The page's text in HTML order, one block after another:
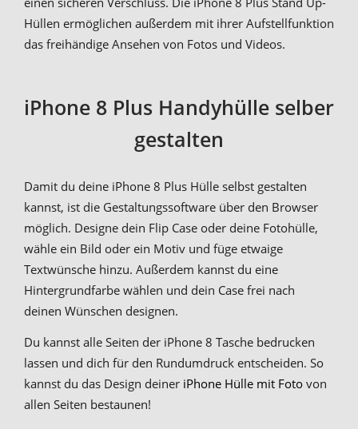
Hüllen ermöglichen außerdem mit ihrer Aufstellfunktion
das freihändige Ansehen von Fotos und Videos.
iPhone 8 Plus Handyhülle selber
gestalten
Damit du deine iPhone 8 Plus Hülle selbst gestalten
kannst, ist die Gestaltungssoftware über den Browser
möglich. Designe dein Flip Case oder deine Fotohülle,
wähle ein Bild oder ein Motiv und füge etwaige
Textwünsche hinzu. Außerdem kannst du eine
Hintergrundfarbe wählen und dein Case frei nach
deinen Wünschen designen.
Du kannst alle Seiten der iPhone 8 Tasche bedrucken
lassen und dich für den Rundumdruck entscheiden. So
kannst du das Design deiner iPhone Hülle mit Foto von
allen Seiten bestaunen!